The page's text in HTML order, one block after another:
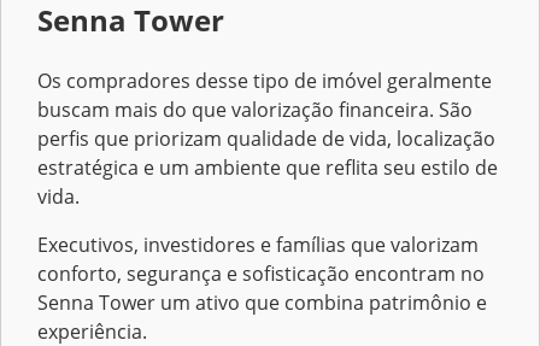
Senna Tower
Os compradores desse tipo de imóvel geralmente
buscam mais do que valorização financeira. São
perfis que priorizam qualidade de vida, localização
estratégica e um ambiente que reflita seu estilo de
vida.
Executivos, investidores e famílias que valorizam
conforto, segurança e sofisticação encontram no
Senna Tower um ativo que combina patrimônio e
experiência.